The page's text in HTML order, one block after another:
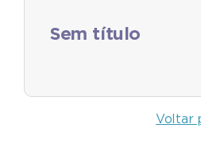
Sem título
Voltar